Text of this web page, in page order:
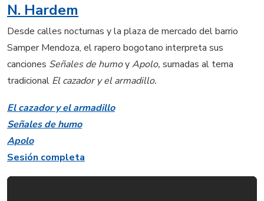
N. Hardem
Desde calles nocturnas y la plaza de mercado del barrio
Samper Mendoza, el rapero bogotano interpreta sus
canciones Señales de humoyApolo, sumadas al tema
tradicional El cazador y el armadillo.
El cazador y el armadillo
Señales de humo
Apolo
Sesión completa